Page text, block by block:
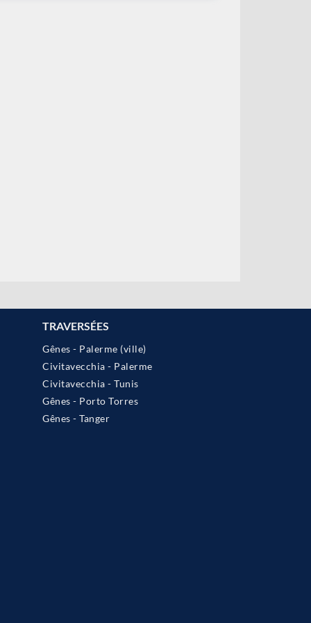
TRAVERSÉES
Gênes - Palerme (ville)
Civitavecchia - Palerme
Civitavecchia - Tunis
Gênes - Porto Torres
Gênes - Tanger